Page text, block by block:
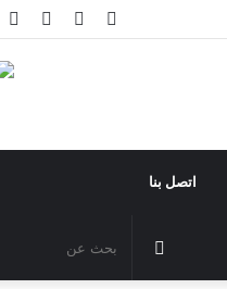
يوتيوب تويترفيسبوك
اتصل بنا